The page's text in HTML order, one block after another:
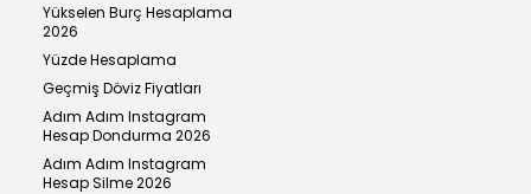
Yükselen Burç Hesaplama
2026
Yüzde Hesaplama
Geçmiş Döviz Fiyatları
Adım Adım Instagram
Hesap Dondurma 2026
Adım Adım Instagram
Hesap Silme 2026